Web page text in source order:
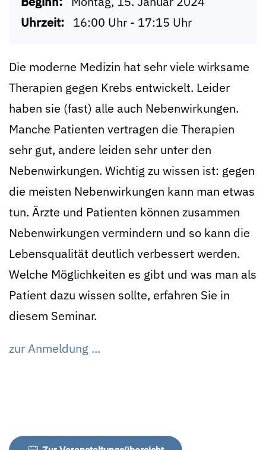
Uhrzeit: 16:00 Uhr - 17:15 Uhr
Die moderne Medizin hat sehr viele wirksame
Therapien gegen Krebs entwickelt. Leider
haben sie (fast) alle auch Nebenwirkungen.
Manche Patienten vertragen die Therapien
sehr gut, andere leiden sehr unter den
Nebenwirkungen. Wichtig zu wissen ist: gegen
die meisten Nebenwirkungen kann man etwas
tun. Ärzte und Patienten können zusammen
Nebenwirkungen vermindern und so kann die
Lebensqualität deutlich verbessert werden.
Welche Möglichkeiten es gibt und was man als
Patient dazu wissen sollte, erfahren Sie in
diesem Seminar.
zur Anmeldung ...